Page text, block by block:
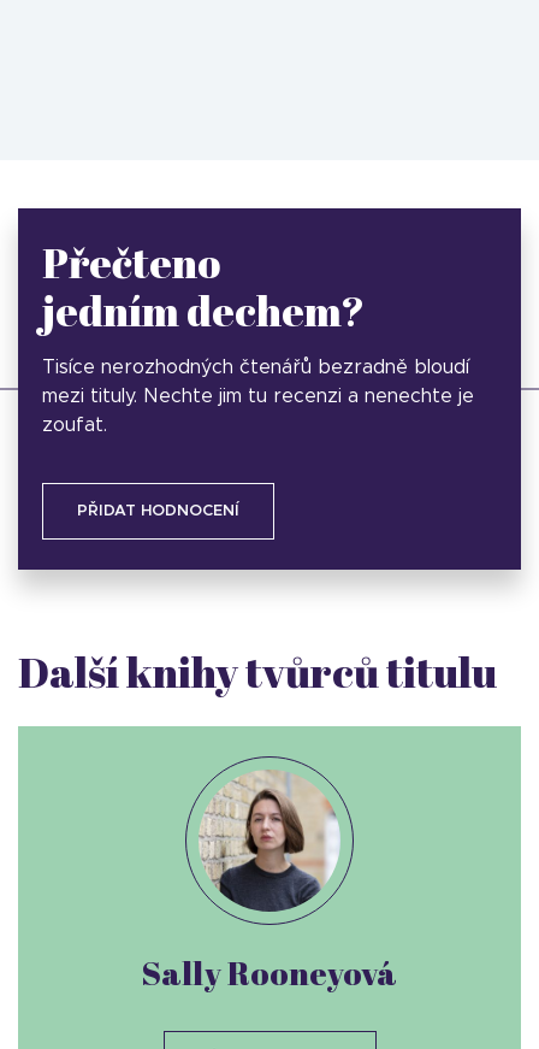
Přečteno
jedním dechem?
Tisíce nerozhodných čtenářů bezradně bloudí
mezi tituly. Nechte jim tu recenzi a nenechte je
zoufat.
PŘIDAT HODNOCENÍ
Další knihy tvůrců titulu
Sally Rooneyová